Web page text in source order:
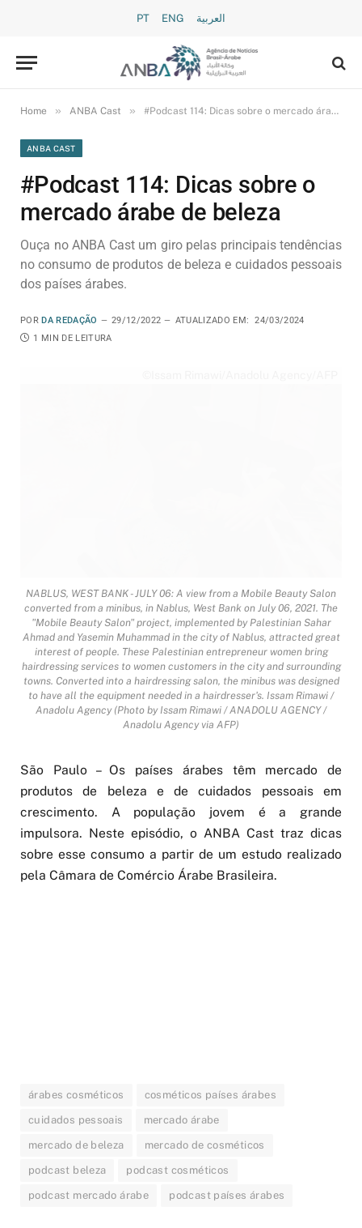
PT ENG العربية
Home » ANBA Cast » #Podcast 114: Dicas sobre o mercado árabe de beleza
ANBA CAST
#Podcast 114: Dicas sobre o
mercado árabe de beleza
Ouça no ANBA Cast um giro pelas principais tendências
no consumo de produtos de beleza e cuidados pessoais
dos países árabes.
POR DA REDAÇÃO 29/12/2022 ATUALIZADO EM:
24/03/2024
1 MIN DE LEITURA
NABLUS, WEST BANK - JULY 06: A view from a Mobile Beauty Salon
converted from a minibus, in Nablus, West Bank on July 06, 2021. The
"Mobile Beauty Salon" project, implemented by Palestinian Sahar
Ahmad and Yasemin Muhammad in the city of Nablus, attracted great
interest of people. These Palestinian entrepreneur women bring
hairdressing services to women customers in the city and surrounding
towns. Converted into a hairdressing salon, the minibus was designed
to have all the equipment needed in a hairdresser's. Issam Rimawi /
Anadolu Agency (Photo by Issam Rimawi / ANADOLU AGENCY /
Anadolu Agency via AFP)
São Paulo – Os países árabes têm mercado de
produtos de beleza e de cuidados pessoais em
crescimento. A população jovem é a grande
impulsora. Neste episódio, o ANBA Cast traz dicas
sobre esse consumo a partir de um estudo realizado
pela Câmara de Comércio Árabe Brasileira.
árabes cosméticos cosméticos países árabes
cuidados pessoais mercado árabe
mercado de beleza mercado de cosméticos
podcast beleza podcast cosméticos
podcast mercado árabe podcast países árabes